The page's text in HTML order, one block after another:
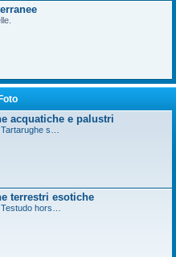
acquatiche e palustri
terrestri esotiche